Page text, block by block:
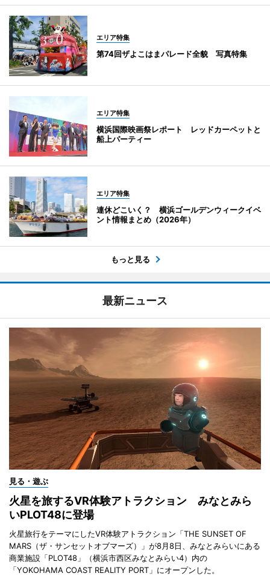
エリア特集
第74回ザよこはまパレード全貌 写真特集
エリア特集
横浜国際映画祭レポート レッドカーペットと
船上パーティー
エリア特集
連休どこいく？ 横浜ゴールデンウィークイベ
ント情報まとめ（2026年）
もっと見る
最新ニュース
見る・遊ぶ
火星を旅するVR体験アトラクション みなとみら
いPLOT48に登場
火星旅行をテーマにしたVR体験アトラクション「THE SUNSET OF
MARS（ザ・サンセットオブマーズ）」が8月8日、みなとみらいにある
商業施設「PLOT48」（横浜市西区みなとみらい4）内の
「YOKOHAMA COAST REALITY PORT」にオープンした。